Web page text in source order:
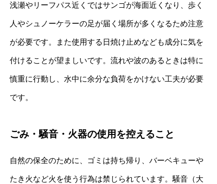
浅瀬やリーフパス近くではサンゴが海面近くなり、歩く
人やシュノーケラーの足が届く場所が多くなるため注意
が必要です。また使用する日焼け止めなども成分に気を
付けることが望ましいです。流れや波のあるときは特に
慎重に行動し、水中に余分な負荷をかけない工夫が必要
です。
ごみ・騒音・火器の使用を控えること
自然の保全のために、ゴミは持ち帰り、バーベキューや
たき火など火を使う行為は禁じられています。騒音（大